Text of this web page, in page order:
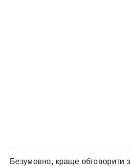
Безумовно, краще обговорити з